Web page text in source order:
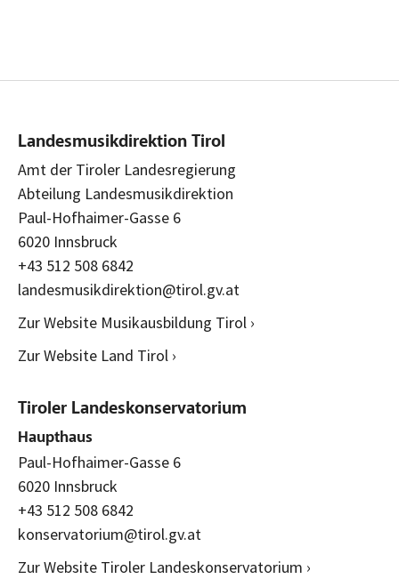
Landesmusikdirektion Tirol
Amt der Tiroler Landesregierung
Abteilung Landesmusikdirektion
Paul-Hofhaimer-Gasse 6
6020 Innsbruck
+43 512 508 6842
landesmusikdirektion@tirol.gv.at
Zur Website Musikausbildung Tirol ›
Zur Website Land Tirol ›
Tiroler Landeskonservatorium
Haupthaus
Paul-Hofhaimer-Gasse 6
6020 Innsbruck
+43 512 508 6842
konservatorium@tirol.gv.at
Zur Website Tiroler Landeskonservatorium ›